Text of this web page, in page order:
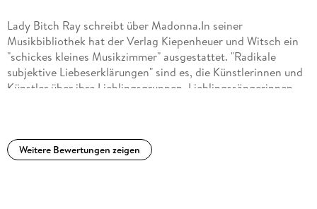
Lady Bitch Ray schreibt über Madonna.In seiner
Musikbibliothek hat der Verlag Kiepenheuer und Witsch ein
"schickes kleines Musikzimmer" ausgestattet. "Radikale
subjektive Liebeserklärungen" sind es, die Künstlerinnen und
Künstler über ihre Lieblingsgruppen, Lieblingssängerinnen,
Madonna. Eine Madonna-Biografie darf man sich hier nicht
erwarten. Wir erfahren zwar einiges über die amerikanische
Weitere Bewertungen zeigen